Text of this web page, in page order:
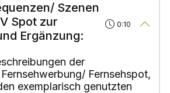
Szenen
Spot zur
Ergänzung:
0:10
der
Fernsehspot,
exemplarisch genutzten